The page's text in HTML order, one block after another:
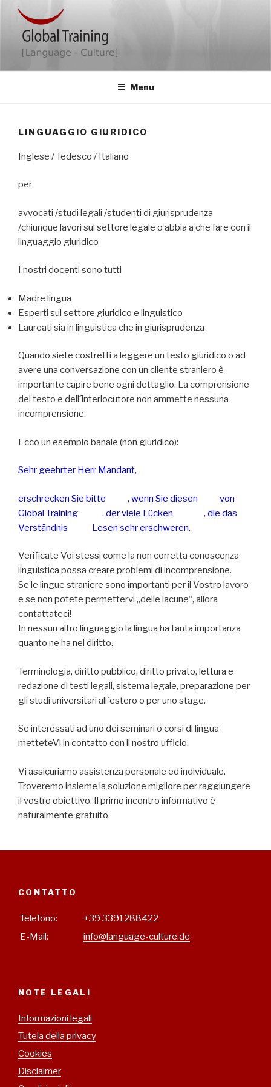
Salta
contenuto
GLOBAL TRAINING
Menu
LINGUAGGIO GIURIDICO
Inglese / Tedesco / Italiano
per
avvocati /studi legali /studenti di giurisprudenza
/chiunque lavori sul settore legale o abbia a che fare con il
linguaggio giuridico
I nostri docenti sono tutti
Madre lingua
Esperti sul settore giuridico e linguistico
Laureati sia in linguistica che in giurisprudenza
Quando siete costretti a leggere un testo giuridico o ad
avere una conversazione con un cliente straniero è
importante capire bene ogni dettaglio. La comprensione
del testo e dell´interlocutore non ammette nessuna
incomprensione.
Ecco un esempio banale (non giuridico):
Sehr geehrter Herr Mandant,
erschrecken Sie bitte , wenn Sie diesen
von
Global Training
, der viele Lücken
, die das
Verständnis
Lesen sehr erschweren.
Verificate Voi stessi come la non corretta conoscenza
linguistica possa creare problemi di incomprensione.
Se le lingue straniere sono importanti per il Vostro lavoro
e se non potete permettervi „delle lacune“, allora
contattateci!
In nessun altro linguaggio la lingua ha tanta importanza
quanto ne ha nel diritto.
Terminologia, diritto pubblico, diritto privato, lettura e
redazione di testi legali, sistema legale, preparazione per
gli studi universitari all´estero o per uno stage.
Se interessati ad uno dei seminari o corsi di lingua
metteteVi in contatto con il nostro ufficio.
Vi assicuriamo assistenza personale ed individuale.
Troveremo insieme la soluzione migliore per raggiungere
il vostro obiettivo. Il primo incontro informativo è
naturalmente gratuito.
CONTATTO
Telefono:
+39 3391288422
E-Mail:
fo
NOTE LEGALI
Informazioni legali
Tutela della privacy
Cookies
Disclaimer